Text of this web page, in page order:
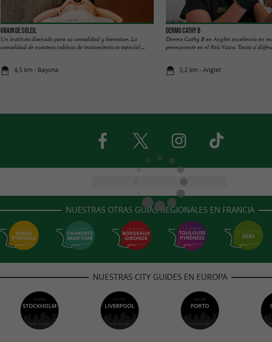
Grain de Soleil
Un instituto diseñado para su comodidad y bienestar. La
comodidad de nuestras cabinas de tratamiento es esencial ...
4,5 km - Bayona
DERMO CATHY B
Dermo Cathy B en Anglet: excelencia en
permanente en el País Vasco. Tanto si
5,2 km - Anglet
NUESTRAS OTRAS GUÍAS REGIONALES EN FRANCIA
NUESTRAS CITY GUIDES EN EUROPA